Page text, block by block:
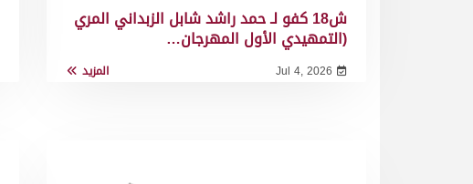
ش18 كفو لـ حمد راشد شابل الزبداني المري
(التمهيدي الأول المهرجان…
Jul 4, 2026 المزيد